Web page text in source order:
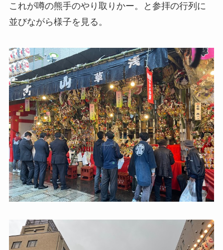
これが噂の熊手のやり取りかー。と参拝の行列に
並びながら様子を見る。